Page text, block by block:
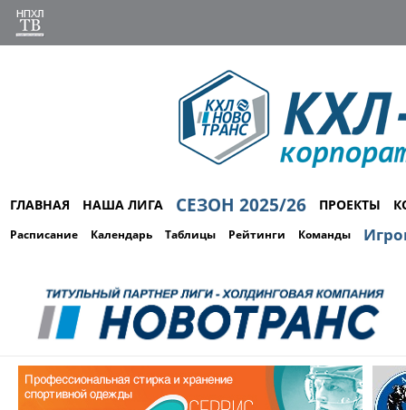
ГЛАВНАЯ НАША ЛИГА СЕЗОН 2025/26 ПРОЕКТЫ
Расписание Календарь Таблицы Рейтинги Команды